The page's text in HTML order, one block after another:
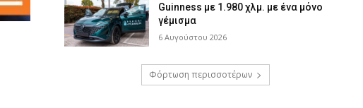
Guinness με 1.980 χλμ. με ένα μόνο
γέμισμα
6 Αυγούστου 2026
Φόρτωση περισσοτέρων